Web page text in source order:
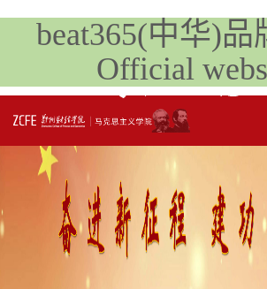
beat365(中华)品
Official